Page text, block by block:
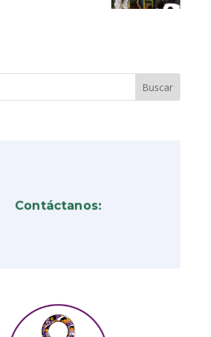
Contáctanos: